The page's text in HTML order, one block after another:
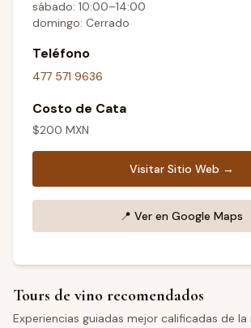
sábado: 10:00–14:00
domingo: Cerrado
Teléfono
477 571 9636
Costo de Cata
$200 MXN
Visitar Sitio Web →
📍 Ver en Google Maps
Tours de vino recomendados
Experiencias guiadas mejor calificadas de la